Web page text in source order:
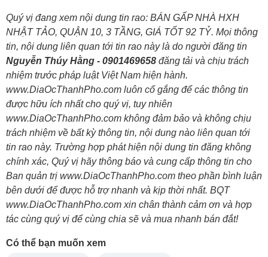
Quý vị đang xem nội dung tin rao: BÁN GẤP NHÀ HXH
NHẬT TẢO, QUẬN 10, 3 TẦNG, GIÁ TỐT 92 TỶ. Mọi thông
tin, nội dung liên quan tới tin rao này là do người đăng tin
Nguyễn Thúy Hằng - 0901469658 đăng tải và chịu trách
nhiệm trước pháp luật Việt Nam hiện hành.
www.DiaOcThanhPho.com luôn cố gắng để các thông tin
được hữu ích nhất cho quý vị, tuy nhiên
www.DiaOcThanhPho.com không đảm bảo và không chịu
trách nhiệm về bất kỳ thông tin, nội dung nào liên quan tới
tin rao này. Trường hợp phát hiện nội dung tin đăng không
chính xác, Quý vị hãy thông báo và cung cấp thông tin cho
Ban quản trị www.DiaOcThanhPho.com theo phần bình luận
bên dưới để được hỗ trợ nhanh và kịp thời nhất. BQT
www.DiaOcThanhPho.com xin chân thành cảm ơn và hợp
tác cùng quý vị để cùng chia sẽ và mua nhanh bán đắt!
Có thể bạn muốn xem